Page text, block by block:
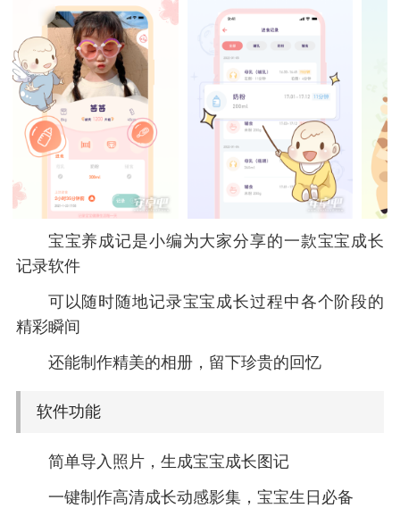
宝宝养成记是小编为大家分享的一款宝宝成长
记录软件
可以随时随地记录宝宝成长过程中各个阶段的
精彩瞬间
还能制作精美的相册，留下珍贵的回忆
软件功能
简单导入照片，生成宝宝成长图记
一键制作高清成长动感影集，宝宝生日必备